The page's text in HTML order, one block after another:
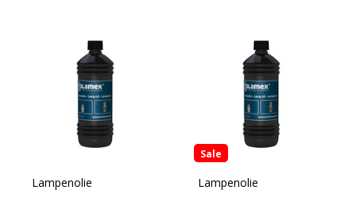
Lampenolie
Sale
Lampenolie